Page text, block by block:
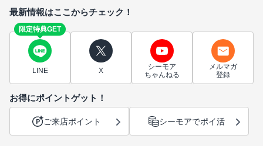
最新情報はここからチェック！
限定特典GET
LINE X
シーモア
ちゃんねる
メルマガ
登録
お得にポイントゲット！
ご来店ポイント シーモアでポイ活